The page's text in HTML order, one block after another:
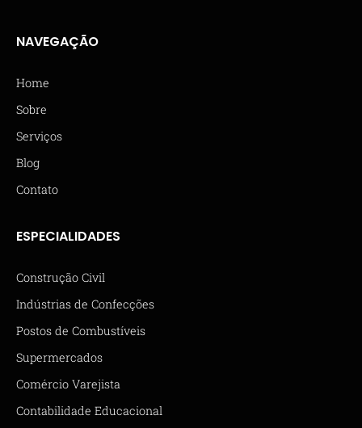
NAVEGAÇÃO
Home
Sobre
Serviços
Blog
Contato
ESPECIALIDADES
Construção Civil
Indústrias de Confecções
Postos de Combustíveis
Supermercados
Comércio Varejista
Contabilidade Educacional